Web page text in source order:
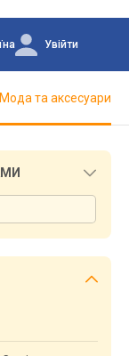
Увійти
Мода та аксесуари